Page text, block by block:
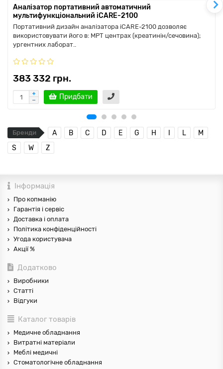
Аналізатор портативний автоматичний
мультифункціональний iCARE-2100
Портативний дизайн аналізатора iCARE-2100 дозволяє
використовувати його в: МРТ центрах (креатинін/сечовина);
ургентних лаборат..
383 332 грн.
Придбати
Бренди A B C D E G H I L
M
S
W Z
Інформація
Про копманію
Гарантія і сервіс
Доставка і оплата
Політика конфіденційності
Угода користувача
Акції %
Додатково
Виробники
Статті
Відгуки
Каталог товарів
Медичне обладнання
Витратні матеріали
Меблі медичні
Стоматологічне обладнання